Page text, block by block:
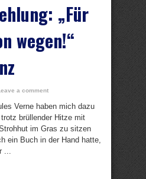
„Für
wegen!“
a comment
Verne haben mich dazu
brüllender Hitze mit
im Gras zu sitzen
ein Buch in der Hand hatte,
...